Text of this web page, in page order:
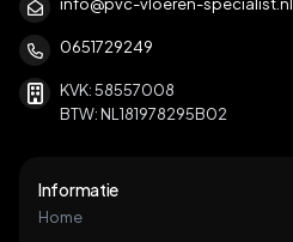
0651729249
KVK: 58557008
BTW: NL181978295B02
Informatie
Home